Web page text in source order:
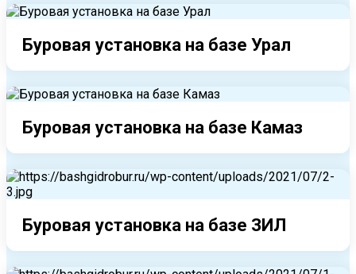
Буровая установка на базе Урал
Буровая установка на базе Камаз
Буровая установка на базе ЗИЛ